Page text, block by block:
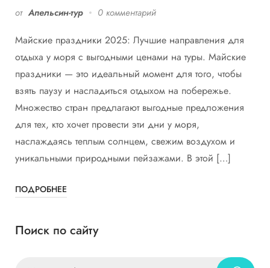
от Апельсин-тур 0 комментарий
Майские праздники 2025: Лучшие направления для
отдыха у моря с выгодными ценами на туры. Майские
праздники — это идеальный момент для того, чтобы
взять паузу и насладиться отдыхом на побережье.
Множество стран предлагают выгодные предложения
для тех, кто хочет провести эти дни у моря,
наслаждаясь теплым солнцем, свежим воздухом и
уникальными природными пейзажами. В этой […]
ПОДРОБНЕЕ
Поиск по сайту